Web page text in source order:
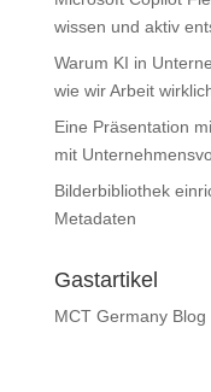
wissen und aktiv
Warum KI in
wie wir Arbeit
Eine Präsentation
mit
Bilderbibliothek
Metadaten
Gastartikel
MCT Germany Blog